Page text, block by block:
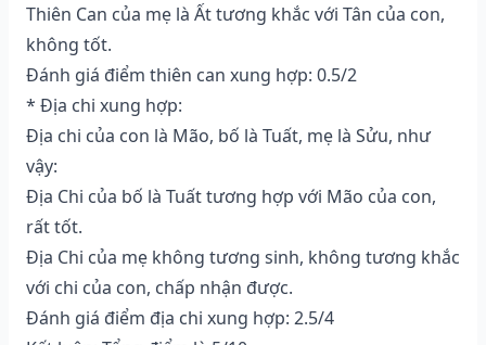
Thiên Can của mẹ là Ất tương khắc với Tân của con,
không tốt.
Đánh giá điểm thiên can xung hợp: 0.5/2
* Địa chi xung hợp:
Địa chi của con là Mão, bố là Tuất, mẹ là Sửu, như
vậy:
Địa Chi của bố là Tuất tương hợp với Mão của con,
rất tốt.
Địa Chi của mẹ không tương sinh, không tương khắc
với chi của con, chấp nhận được.
Đánh giá điểm địa chi xung hợp: 2.5/4